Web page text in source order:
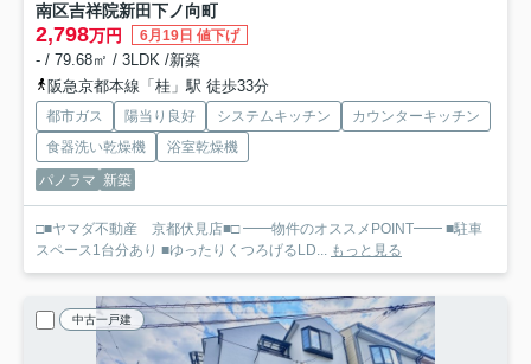
南区吉祥院新田下ノ向町
2,798万円 6月19日 値下げ
- / 79.68㎡ / 3LDK /新築
阪急京都本線「桂」駅 徒歩33分
都市ガス 陽当り良好 システムキッチン
カウンターキッチン
食器洗い乾燥機
浴室乾燥機
パノラマ 新築
□■ヤマダ不動産 京都伏見店■□ ━━物件のオススメPOINT━━ ■駐車
スペース1台分あり ■ゆったりくつろげるLD... もっと見る
中古一戸建